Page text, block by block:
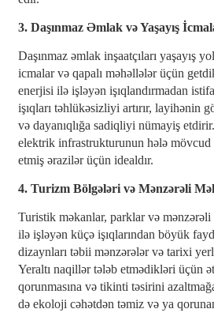
3. Daşınmaz Əmlak və Yaşayış
Daşınmaz əmlak inşaatçıları yaşayış
icmalar və qapalı məhəllələr üçün
enerjisi ilə işləyən işıqlandırmadan
işıqları təhlükəsizliyi artırır, layihənin
və dayanıqlığa sadiqliyi nümayiş
elektrik infrastrukturunun hələ mövcud
etmiş ərazilər üçün idealdır.
4. Turizm Bölgələri və Mənzərəli
Turistik məkanlar, parklar və mənzərəli
ilə işləyən küçə işıqlarından böyük
dizaynları təbii mənzərələr və tarixi
Yeraltı naqillər tələb etmədikləri üçün
qorunmasına və tikinti təsirini
də ekoloji cəhətdən təmiz və ya